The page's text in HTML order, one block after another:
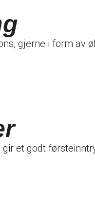
gjerne i form av
et godt